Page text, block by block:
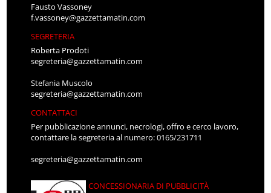
Fausto Vassoney
f.vassoney@gazzettamatin.com
SEGRETERIA
Roberta Prodoti
segreteria@gazzettamatin.com
Stefania Muscolo
segreteria@gazzettamatin.com
CONTATTACI
Per pubblicazione annunci, necrologi, offro e cerco lavoro,
contattare la segreteria al numero: 0165/231711
segreteria@gazzettamatin.com
CONCESSIONARIA DI PUBBLICITÀ